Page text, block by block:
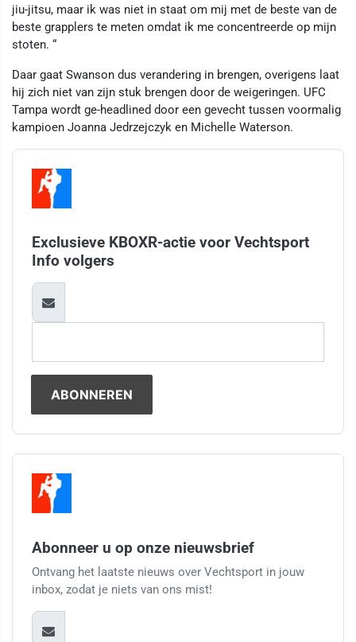
jiu-jitsu, maar ik was niet in staat om mij met de beste van de
beste grapplers te meten omdat ik me concentreerde op mijn
stoten. “
Daar gaat Swanson dus verandering in brengen, overigens laat
hij zich niet van zijn stuk brengen door de weigeringen. UFC
Tampa wordt ge-headlined door een gevecht tussen voormalig
kampioen Joanna Jedrzejczyk en Michelle Waterson.
Exclusieve KBOXR-actie voor Vechtsport
Info volgers
Abonneer u op onze nieuwsbrief
Ontvang het laatste nieuws over Vechtsport in jouw
inbox, zodat je niets van ons mist!